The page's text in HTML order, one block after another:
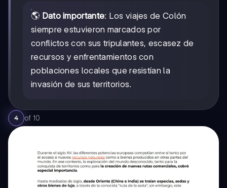
🌎 Dato importante: Los viajes de Colón
siempre estuvieron marcados por
conflictos con sus tripulantes, escasez de
recursos y enfrentamientos con
poblaciones locales que resistían la
invasión de sus territorios.
4 of 10